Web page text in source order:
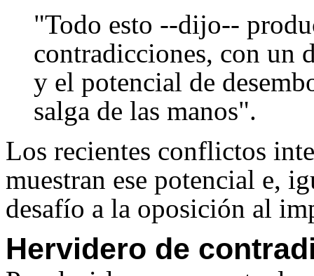
"Todo esto --dijo--
contradicciones, con un
y el potencial de
salga de las manos".
Los recientes conflictos
muestran ese potencial e,
desafío a la oposición al
Hervidero de